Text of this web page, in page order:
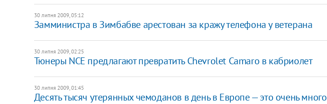
30 липня 2009, 05:12
Замминистра в Зимбабве арестован за кражу телефона у ветерана
30 липня 2009, 02:25
Тюнеры NCE предлагают превратить Chevrolet Camaro в кабриолет
30 липня 2009, 01:45
Десять тысяч утерянных чемоданов в день в Европе — это очень много